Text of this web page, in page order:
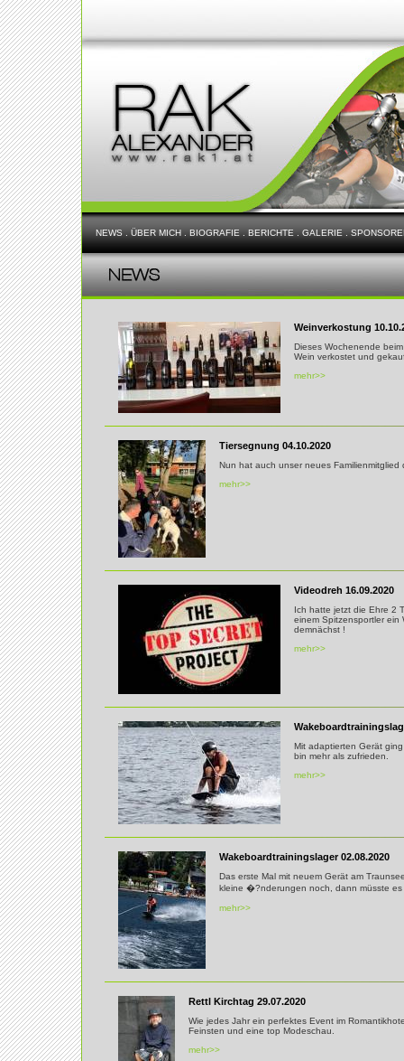
NEWS ÜBER MICH BIOGRAFIE BERICHTE GALERIE
Weinverkostung
Dieses Wochenende
Wein verkostet und
mehr>>
Tiersegnung 04.10.2020
Nun hat auch unser neues
mehr>>
Videodreh 16.09.2020
Ich hatte jetzt die Ehre 2
einem Spitzensportler ein
demnächst !
mehr>>
Mit adaptierten Gerät
bin mehr als zufrieden.
mehr>>
Wakeboardtrainingslager 02.08.2020
Das erste Mal mit neuem Gerät am
kleine �?nderungen noch, dann müsste es
mehr>>
Rettl Kirchtag 29.07.2020
Wie jedes Jahr ein perfektes Event im
Feinsten und eine top Modeschau.
mehr>>